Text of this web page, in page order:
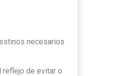
necesarios
reflejo de evitar o